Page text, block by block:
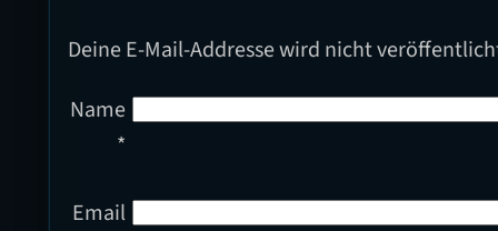
Deine E-Mail-Addresse wird nicht
Name
*
Email